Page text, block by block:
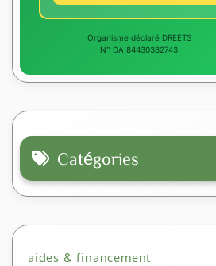
Organisme déclaré DREETS
N° DA 84430382743
Catégories
aides & financement